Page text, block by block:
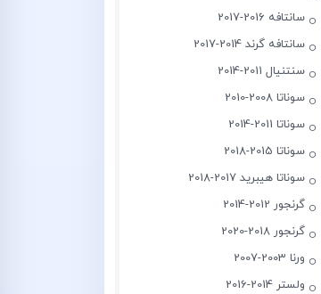
سانتافه 2016-2017
سانتافه گرند 2014-2017
سنتنیال 2011-2014
سوناتا 2008-2010
سوناتا 2011-2014
سوناتا 2015-2018
سوناتا هیبرید 2017-2018
گرنجور 2012-2014
گرنجور 2018-2020
ورنا 2003-2007
ولستر 2014-2016